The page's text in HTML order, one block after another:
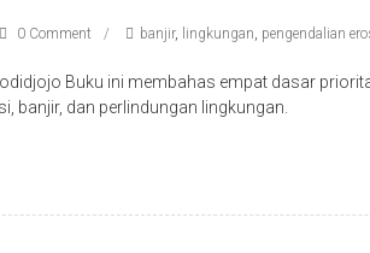
0 Comment banjir, lingkungan, pengendalian
Buku ini membahas empat dasar
banjir, dan perlindungan lingkungan.